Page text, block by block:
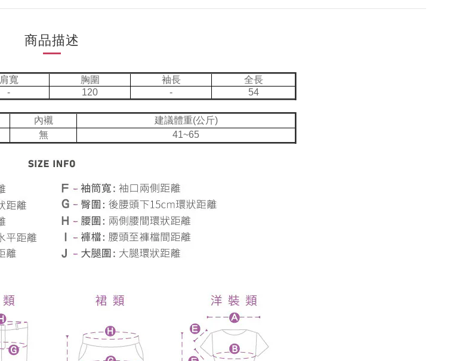
商品描述
肩寬 胸圍 袖長
全長
- 120 - 54
內襯
建議體重(公斤)
無 41~65